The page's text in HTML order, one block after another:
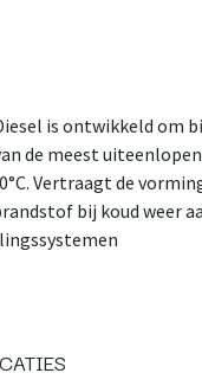
is ontwikkeld om
de meest
Vertraagt de
bij koud weer